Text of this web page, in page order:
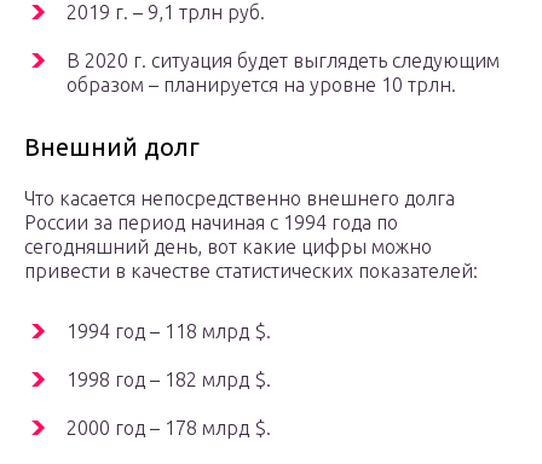
2019 г. – 9,1 трлн руб.
В 2020 г. ситуация будет выглядеть следующим
образом – планируется на уровне 10 трлн.
Внешний долг
Что касается непосредственно внешнего долга
России за период начиная с 1994 года по
сегодняшний день, вот какие цифры можно
привести в качестве статистических показателей:
1994 год – 118 млрд $.
1998 год – 182 млрд $.
2000 год – 178 млрд $.